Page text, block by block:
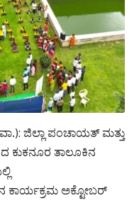
ಜಿಲ್ಲಾ ಪಂಚಾಯತ್ ಮತ್ತು
ಕುಕನೂರ ತಾಲೂಕಿನ
ಕಾರ್ಯಕ್ರಮ ಅಕ್ಟೋಬರ್